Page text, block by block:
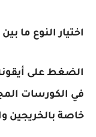
اختيار النوع ما
الضغط على
في الكورسات
خاصة بالخريجين